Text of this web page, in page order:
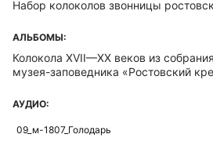
Набор колоколов звонницы
АЛЬБОМЫ:
Колокола XVII—XX веков из
музея-заповедника «Ростовский
АУДИО:
09_м-1807_Голодарь